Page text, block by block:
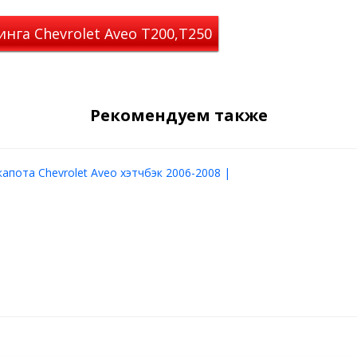
2008-2011 (T250)
автомобилю надежную
Chevrolet Aveo T200,T250
Рекомендуем также
Chevrolet Aveo хэтчбэк 2006-2008 |